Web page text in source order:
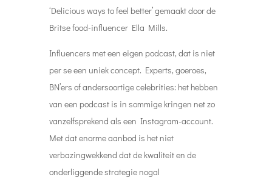
‘Delicious ways to feel better’ gemaakt door de
Britse food-influencer Ella Mills.
Influencers met een eigen podcast, dat is niet
per se een uniek concept. Experts, goeroes,
BN’ers of andersoortige celebrities: het hebben
van een podcast is in sommige kringen net zo
vanzelfsprekend als een Instagram-account.
Met dat enorme aanbod is het niet
verbazingwekkend dat de kwaliteit en de
onderliggende strategie nogal